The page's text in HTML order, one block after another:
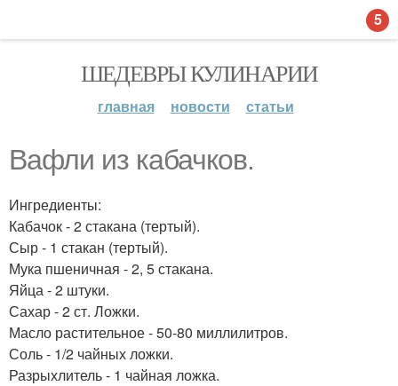
ШЕДЕВРЫ КУЛИНАРИИ
главная новости статьи
Вафли из кабачков.
Ингредиенты:
Кабачок - 2 стакана (тертый).
Сыр - 1 стакан (тертый).
Мука пшеничная - 2, 5 стакана.
Яйца - 2 штуки.
Сахар - 2 ст. Ложки.
Масло растительное - 50-80 миллилитров.
Соль - 1/2 чайных ложки.
Разрыхлитель - 1 чайная ложка.
5